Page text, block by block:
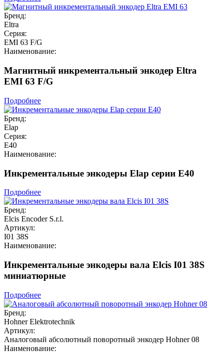
Бренд:
Eltra
Серия:
EMI 63 F/G
Наименование:
Магнитный инкрементальный энкодер Eltra
EMI 63 F/G
Подробнее
Бренд:
Elap
Серия:
E40
Наименование:
Инкрементальные энкодеры Elap серии E40
Подробнее
Бренд:
Elcis Encoder S.r.l.
Артикул:
I01 38S
Наименование:
Инкрементальные энкодеры вала Elcis I01 38S
миниатюрные
Подробнее
Бренд:
Hohner Elektrotechnik
Артикул:
Аналоговый абсолютный поворотный энкодер Hohner 08
Наименование: